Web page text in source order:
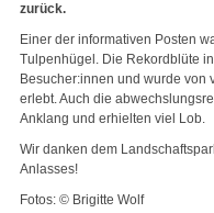
zurück.
Einer der informativen Posten
Tulpenhügel. Die Rekordblüte
Besucher:innen und wurde von
erlebt. Auch die
Anklang und erhielten viel Lob.
Wir danken dem
Anlasses!
Fotos: © Brigitte Wolf